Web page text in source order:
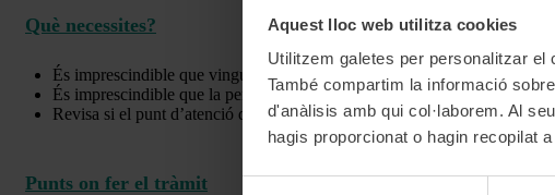
Aquest lloc web utilitza cookies
Utilitzem galetes per personalitzar
També compartim la informació
d'anàlisis amb qui col·laborem. Al
hagis proporcionat o hagin recopilat
Què necessites?
És imprescindible que vingui a demanar-lo la persona interessada i
És imprescindible que la persona porti un document d’identitat o el
Revisa si el punt d’atenció que triïs requereix demanar cita prèvia per
Punts on fer el tràmit